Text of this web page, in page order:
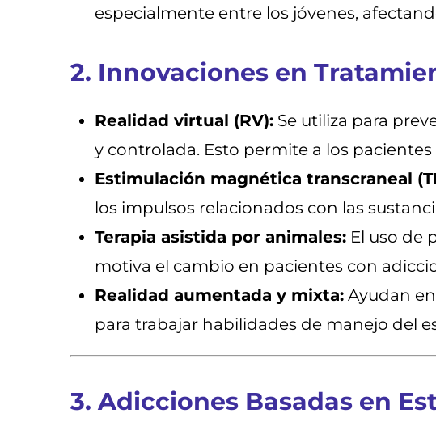
especialmente entre los jóvenes,
2. Innovaciones en
Realidad virtual (RV): Se utiliza para
y controlada. Esto permite a los
Estimulación magnética transcraneal
los impulsos relacionados con las
Terapia asistida por animales: El uso de
motiva el cambio en pacientes con
Realidad aumentada y mixta: Ayudan
para trabajar habilidades de manejo del
3. Adicciones Basadas en